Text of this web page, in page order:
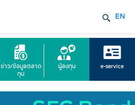
EN
ข่าว/ข้อมูลตลาด
ทุน
ผู้ลงทุน e-service